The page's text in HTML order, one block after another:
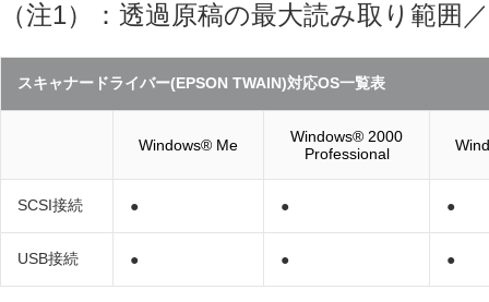
（注1）：透過原稿の最大読み取り範囲
スキャナードライバー(EPSON TWAIN)対応OS一覧表
Windows® Me
Windows® 2000
Professional
SCSI接続 ● ● ●
USB接続 ● ● ●